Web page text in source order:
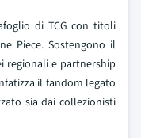
di TCG con titoli
Piece. Sostengono il
regionali e partnership
il fandom legato
sia dai collezionisti